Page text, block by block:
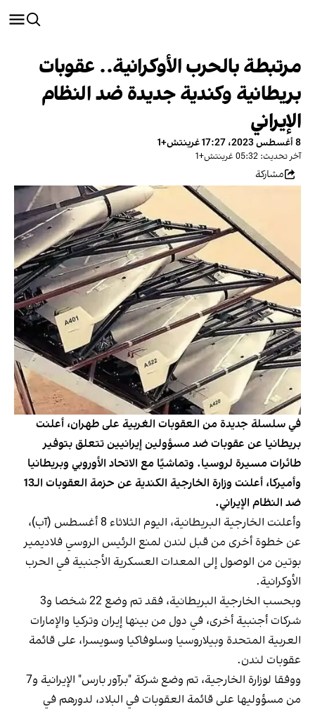
مرتبطة بالحرب الأوكرانية.. عقوبات
بريطانية وكندية جديدة ضد النظام
الإيراني
8 أغسطس 2023، 17:27 غرينتش+1
آخر تحديث: 05:32 غرينتش+1
مشاركة
في سلسلة جديدة من العقوبات الغربية على طهران، أعلنت
بريطانيا عن عقوبات ضد مسؤولين إيرانيين تتعلق بتوفير
طائرات مسيرة لروسيا. وتماشيًا مع الاتحاد الأوروبي وبريطانيا
وأميركا، أعلنت وزارة الخارجية الكندية عن حزمة العقوبات الـ13
ضد النظام الإيراني.
وأعلنت الخارجية البريطانية، اليوم الثلاثاء 8 أغسطس (آب)،
عن خطوة أخرى من قبل لندن لمنع الرئيس الروسي فلاديمير
بوتين من الوصول إلى المعدات العسكرية الأجنبية في الحرب
الأوكرانية.
وبحسب الخارجية البريطانية، فقد تم وضع 22 شخصا و3
شركات أجنبية أخرى، في دول من بينها إيران وتركيا والإمارات
العربية المتحدة وبيلاروسيا وسلوفاكيا وسويسرا، على قائمة
عقوبات لندن.
ووفقا لوزارة الخارجية، تم وضع شركة "برآور بارس" الإيرانية و7
من مسؤوليها على قائمة العقوبات في البلاد، لدورهم في